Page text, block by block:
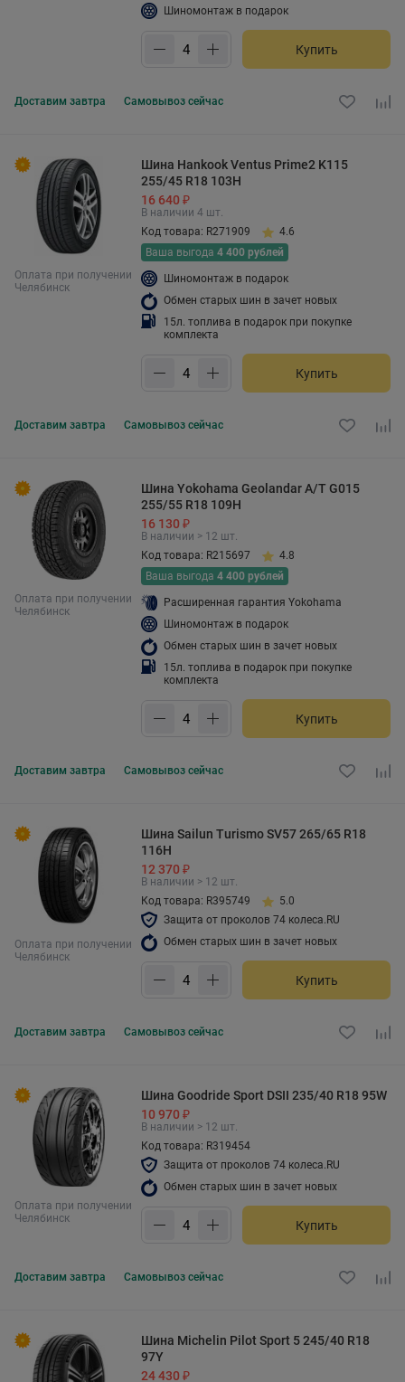
Шиномонтаж в подарок
Купить
Доставим завтра Самовывоз сейчас
Оплата при получении
Челябинск
Шина Hankook Ventus Prime2 K115
255/45 R18 103H
16 640 ₽
В наличии 4 шт.
Код товара: R271909
4.6
Ваша выгода 4 400 рублей
Шиномонтаж в подарок
Обмен старых шин в зачет новых
15л. топлива в подарок при покупке
комплекта
Купить
Доставим завтра Самовывоз сейчас
Оплата при получении
Челябинск
Шина Yokohama Geolandar A/T G015
255/55 R18 109H
16 130 ₽
В наличии > 12 шт.
Код товара: R215697
4.8
Ваша выгода 4 400 рублей
Расширенная гарантия Yokohama
Шиномонтаж в подарок
Обмен старых шин в зачет новых
15л. топлива в подарок при покупке
комплекта
Купить
Доставим завтра Самовывоз сейчас
Оплата при получении
Челябинск
Шина Sailun Turismo SV57 265/65 R18
116H
12 370 ₽
В наличии > 12 шт.
Код товара: R395749
5.0
Защита от проколов 74 колеса.RU
Обмен старых шин в зачет новых
Купить
Доставим завтра Самовывоз сейчас
Оплата при получении
Челябинск
Шина Goodride Sport DSII 235/40 R18 95W
10 970 ₽
В наличии > 12 шт.
Код товара: R319454
Защита от проколов 74 колеса.RU
Обмен старых шин в зачет новых
Купить
Доставим завтра Самовывоз сейчас
Шина Michelin Pilot Sport 5 245/40 R18
97Y
24 430 ₽